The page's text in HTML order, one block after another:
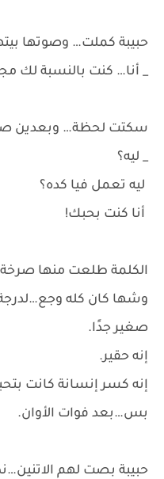
حبيبة كملت… وصوتها
_ أنا… كنت بالنسبة لك
سكتت لحظة… وبعدين
_ ليه؟
ليه تعمل فيا كده؟
أنا كنت بحبك!
الكلمة طلعت منها
وشها كان كله
صغير جدًا.
إنه حقير.
إنه كسر إنسانة كانت
بس…بعد فوات الأوان.
حبيبة بصت لهم